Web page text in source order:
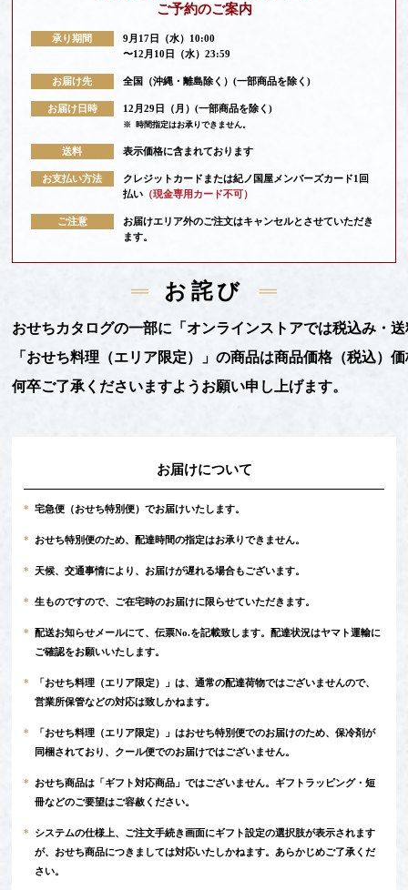
ご予約のご案内
承り期間
9月17日（水）10:00
〜12月10日（水）23:59
お届け先 全国（沖縄・離島除く）(一部商品を除く)
お届け日時 12月29日（月）(一部商品を除く)
※ 時間指定はお承りできません。
送料 表示価格に含まれております
お支払い方法
クレジットカードまたは紀ノ国屋メンバーズカード1回
払い（現金専用カード不可）
ご注意
お届けエリア外のご注文はキャンセルとさせていただき
ます。
お詫び
おせちカタログの一部に「オンラインストアでは税込み・
「おせち料理（エリア限定）」の商品は商品価格（税込）
何卒ご了承くださいますようお願い申し上げます。
お届けについて
* 宅急便（おせち特別便）でお届けいたします。
* おせち特別便のため、配達時間の指定はお承りできません。
* 天候、交通事情により、お届けが遅れる場合もございます。
* 生ものですので、ご在宅時のお届けに限らせていただきます。
*
配送お知らせメールにて、伝票No.を記載致します。配達状況はヤマト運輸に
ご確認をお願いいたします。
*
「おせち料理（エリア限定）」は、通常の配達荷物ではございませんので、
営業所保管などの対応は致しかねます。
*
「おせち料理（エリア限定）」はおせち特別便でのお届けのため、保冷剤が
同梱されており、クール便でのお届けではございません。
*
おせち商品は「ギフト対応商品」ではございません。ギフトラッピング・短
冊などのご要望はご容赦ください。
*
システムの仕様上、ご注文手続き画面にギフト設定の選択肢が表示されます
が、おせち商品につきましては対応いたしかねます。あらかじめご了承くだ
さい。